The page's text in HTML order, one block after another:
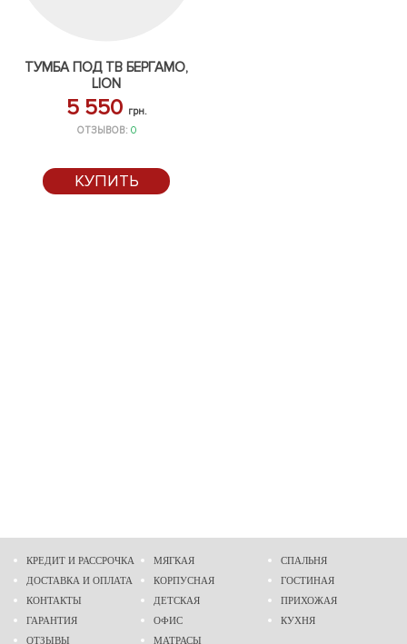
ТУМБА ПОД ТВ БЕРГАМО,
LION
5 550 грн.
ОТЗЫВОВ: 0
КУПИТЬ
КРЕДИТ И РАССРОЧКА
ДОСТАВКА И ОПЛАТА
КОНТАКТЫ
ГАРАНТИЯ
ОТЗЫВЫ
МЯГКАЯ
КОРПУСНАЯ
ДЕТСКАЯ
ОФИС
МАТРАСЫ
СПАЛЬНЯ
ГОСТИНАЯ
ПРИХОЖАЯ
КУХНЯ